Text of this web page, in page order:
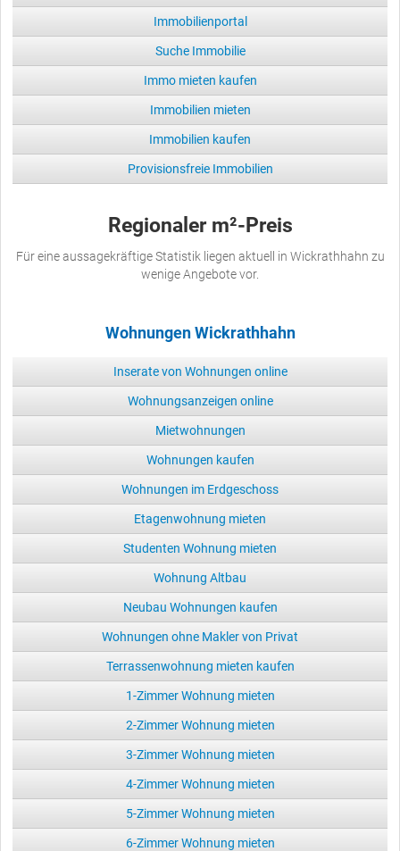
Immobilienportal
Suche Immobilie
Immo mieten kaufen
Immobilien mieten
Immobilien kaufen
Provisionsfreie Immobilien
Regionaler m²-Preis
Für eine aussagekräftige Statistik liegen aktuell in Wickrathhahn zu
wenige Angebote vor.
Wohnungen Wickrathhahn
Inserate von Wohnungen online
Wohnungsanzeigen online
Mietwohnungen
Wohnungen kaufen
Wohnungen im Erdgeschoss
Etagenwohnung mieten
Studenten Wohnung mieten
Wohnung Altbau
Neubau Wohnungen kaufen
Wohnungen ohne Makler von Privat
Terrassenwohnung mieten kaufen
1-Zimmer Wohnung mieten
2-Zimmer Wohnung mieten
3-Zimmer Wohnung mieten
4-Zimmer Wohnung mieten
5-Zimmer Wohnung mieten
6-Zimmer Wohnung mieten